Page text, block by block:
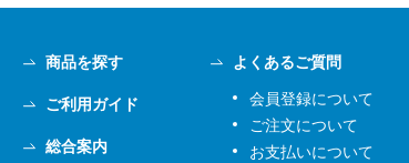
商品を探す
ご利用ガイド
総合案内
よくあるご質問
会員登録について
ご注文について
お支払いについて